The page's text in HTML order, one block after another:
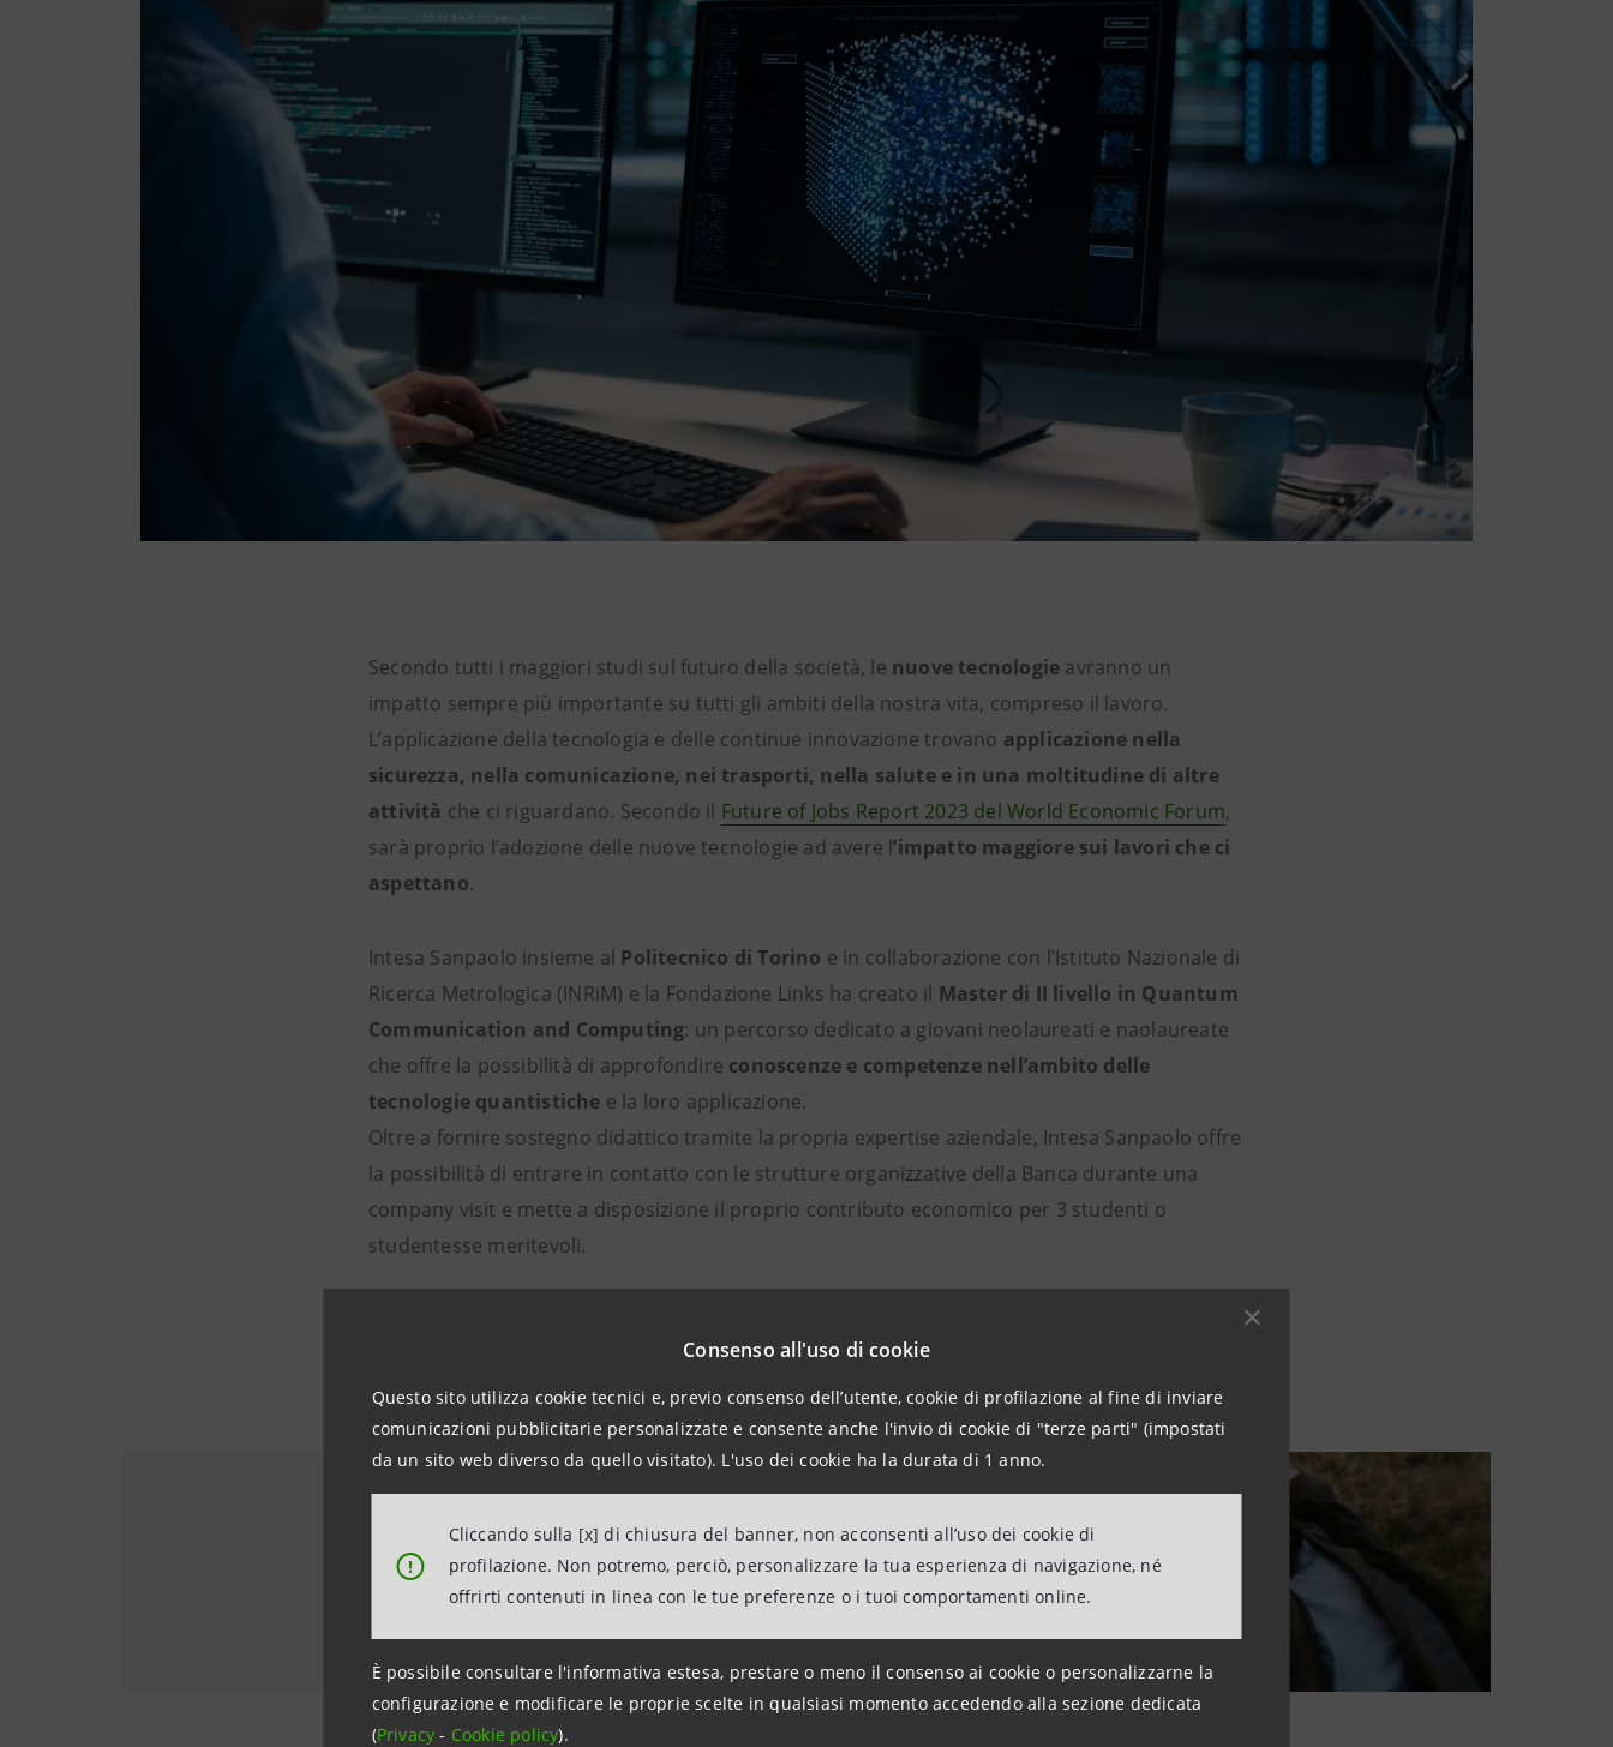
Consenso all'uso di cookie
Questo sito utilizza cookie tecnici e, previo consenso dell’utente, cookie di profilazione al fine di inviare
comunicazioni pubblicitarie personalizzate e consente anche l'invio di cookie di "terze parti" (impostati
da un sito web diverso da quello visitato). L'uso dei cookie ha la durata di 1 anno.
!
Cliccando sulla [x] di chiusura del banner, non acconsenti all’uso dei cookie di
profilazione. Non potremo, perciò, personalizzare la tua esperienza di navigazione, né
offrirti contenuti in linea con le tue preferenze o i tuoi comportamenti online.
È possibile consultare l'informativa estesa, prestare o meno il consenso ai cookie o personalizzarne la
configurazione e modificare le proprie scelte in qualsiasi momento accedendo alla sezione dedicata
(Privacy- Cookie policy).
Secondo tutti i maggiori studi sul futuro della società, le nuove tecnologie avranno un
impatto sempre più importante su tutti gli ambiti della nostra vita, compreso il lavoro.
L’applicazione della tecnologia e delle continue innovazione trovano applicazione nella
sicurezza, nella comunicazione, nei trasporti, nella salute e in una moltitudine di altre
attività che ci riguardano. Secondo il Future of Jobs Report 2023 del World Economic Forum,
sarà proprio l’adozione delle nuove tecnologie ad avere l’impatto maggiore sui lavori che ci
aspettano.
Intesa Sanpaolo insieme al Politecnico di Torino e in collaborazione con l’Istituto Nazionale di
Ricerca Metrologica (INRiM) e la Fondazione Links ha creato il Master di II livello in Quantum
Communication and Computing: un percorso dedicato a giovani neolaureati e naolaureate
che offre la possibilità di approfondire conoscenze e competenze nell’ambito delle
tecnologie quantistiche e la loro applicazione.
Oltre a fornire sostegno didattico tramite la propria expertise aziendale, Intesa Sanpaolo offre
la possibilità di entrare in contatto con le strutture organizzative della Banca durante una
company visit e mette a disposizione il proprio contributo economico per 3 studenti o
studentesse meritevoli.
Scopri le iniziative di
orientamento e lavoro